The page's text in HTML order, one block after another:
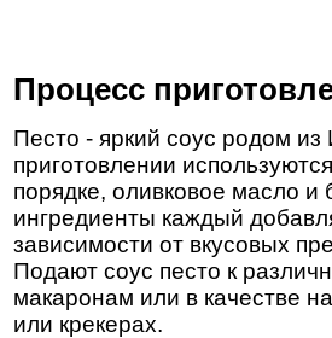
Процесс
Песто - яркий соус родом из
приготовлении
порядке, оливковое масло и
ингредиенты каждый
зависимости от вкусовых
Подают соус песто к
макаронам или в качестве
или крекерах.